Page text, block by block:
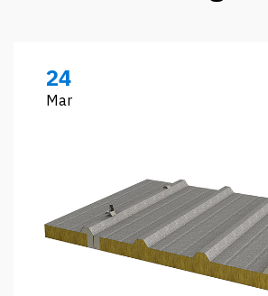
24
Mar